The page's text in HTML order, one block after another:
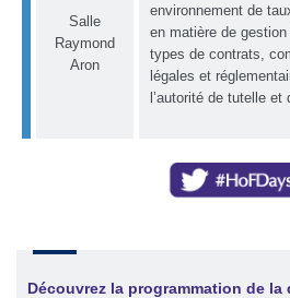
Salle
Raymond
Aron
environnement de
en matière de
types de contrats,
légales et
l’autorité de tutelle et
Découvrez la programmation de